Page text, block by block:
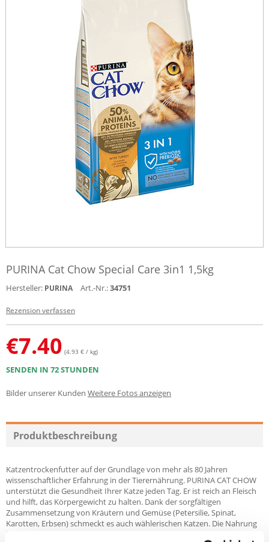
PURINA Cat Chow Special Care 3in1 1,5kg
Hersteller: PURINA Art.-Nr.:34751
Rezension verfassen
€7.40 (4.93 € / kg)
SENDEN IN 72 STUNDEN
Bilder unserer Kunden Weitere Fotos anzeigen
Produktbeschreibung
Katzentrockenfutter auf der Grundlage von mehr als 80 Jahren
wissenschaftlicher Erfahrung in der Tierernährung. PURINA CAT CHOW
unterstützt die Gesundheit Ihrer Katze jeden Tag. Er ist reich an Fleisch
und hilft, das Körpergewicht zu halten. Dank der sorgfältigen
Zusammensetzung von Kräutern und Gemüse (Petersilie, Spinat,
Karotten, Erbsen) schmeckt es auch wählerischen Katzen. Die Nahrung
ist reich an Vitamin E zur Unterstützung der natürlichen Immunität. Es